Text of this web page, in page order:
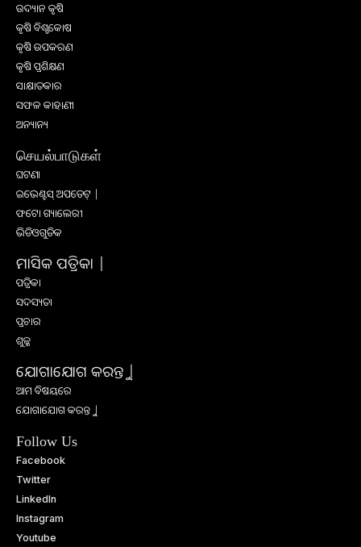
ଉଦ୍ୟାନ କୃଷି
କୃଷି ବିଶ୍ବକୋଷ
କୃଷି ଉପକରଣ
କୃଷି ପ୍ରଶିକ୍ଷଣ
ସାକ୍ଷାତକାର
ସଫଳ କାହାଣୀ
ଅନ୍ୟାନ୍ୟ
செயல்பாடுகள்
ଘଟଣା
ଇଭେଣ୍ଟସ୍ ଅପଡେଟ୍ |
ଫଟୋ ଗ୍ୟାଲେରୀ
ଭିଡିଓଗୁଡିକ
ମାସିକ ପତ୍ରିକା |
ପତ୍ରିକା
ସଦସ୍ୟତା
ପ୍ରଚାର
ଶୁଳ୍କ
ଯୋଗାଯୋଗ କରନ୍ତୁ |
ଆମ ବିଷୟରେ
ଯୋଗାଯୋଗ କରନ୍ତୁ |
Follow Us
Facebook
Twitter
LinkedIn
Instagram
Youtube